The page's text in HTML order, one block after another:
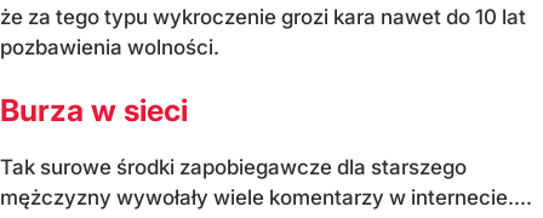
że za tego typu wykroczenie grozi kara nawet do 10 lat
pozbawienia wolności.
Burza w sieci
Tak surowe środki zapobiegawcze dla starszego
mężczyzny wywołały wiele komentarzy w internecie....